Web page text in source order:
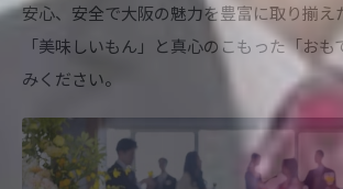
安心、安全で大阪の魅力を豊富に取り揃え
「美味しいもん」と真心のこもった「おも
みください。